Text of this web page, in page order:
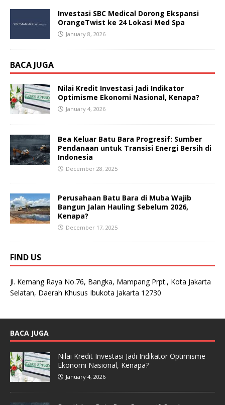
Investasi SBC Medical Dorong Ekspansi
OrangeTwist ke 24 Lokasi Med Spa
January 8, 2026
BACA JUGA
Nilai Kredit Investasi Jadi Indikator
Optimisme Ekonomi Nasional, Kenapa?
January 4, 2026
Bea Keluar Batu Bara Progresif: Sumber
Pendanaan untuk Transisi Energi Bersih di
Indonesia
December 28, 2025
Perusahaan Batu Bara di Muba Wajib
Bangun Jalan Hauling Sebelum 2026,
Kenapa?
December 17, 2025
FIND US
Jl. Kemang Raya No.76, Bangka, Mampang Prpt., Kota Jakarta
Selatan, Daerah Khusus Ibukota Jakarta 12730
BACA JUGA
Nilai Kredit Investasi Jadi Indikator Optimisme
Ekonomi Nasional, Kenapa?
January 4, 2026